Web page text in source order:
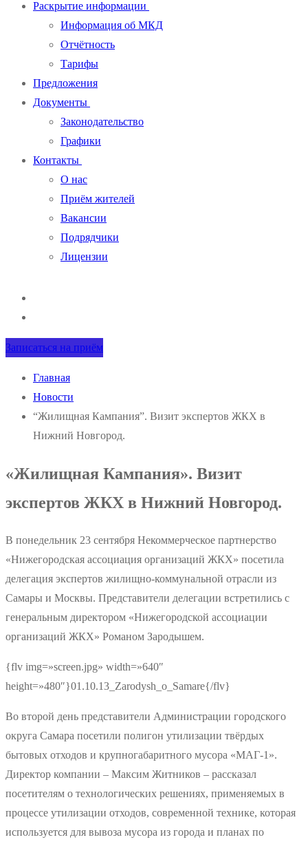
Раскрытие информации
Информация об МКД
Отчётность
Тарифы
Предложения
Документы
Законодательство
Графики
Контакты
О нас
Приём жителей
Вакансии
Подрядчики
Лицензии
Записаться на приём
Главная
Новости
“Жилищная Кампания”. Визит экспертов ЖКХ в
Нижний Новгород.
«Жилищная Кампания». Визит
экспертов ЖКХ в Нижний Новгород.
В понедельник 23 сентября Некоммерческое партнерство
«Нижегородская ассоциация организаций ЖКХ» посетила
делегация экспертов жилищно-коммунальной отрасли из
Самары и Москвы. Представители делегации встретились с
генеральным директором «Нижегородской ассоциации
организаций ЖКХ» Романом Зародышем.
{flv img=»screen.jpg» width=»640″
height=»480″}01.10.13_Zarodysh_o_Samare{/flv}
Во второй день представители Администрации городского
округа Самара посетили полигон утилизации твёрдых
бытовых отходов и крупногабаритного мусора «МАГ-1».
Директор компании – Максим Житников – рассказал
посетителям о технологических решениях, применяемых в
процессе утилизации отходов, современной технике, которая
используется для вывоза мусора из города и планах по